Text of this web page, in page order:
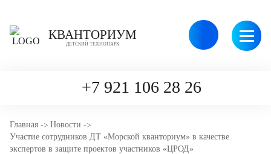
КВАНТОРИУМ
ДЕТСКИЙ ТЕХНОПАРК
+7 921 106 28 26
Версия
для
КВАНТОРИУМ
Главная
Новости
Участие сотрудников ДТ «Морской кванториум» в качестве
экспертов в защите проектов участников «ЦРОД»